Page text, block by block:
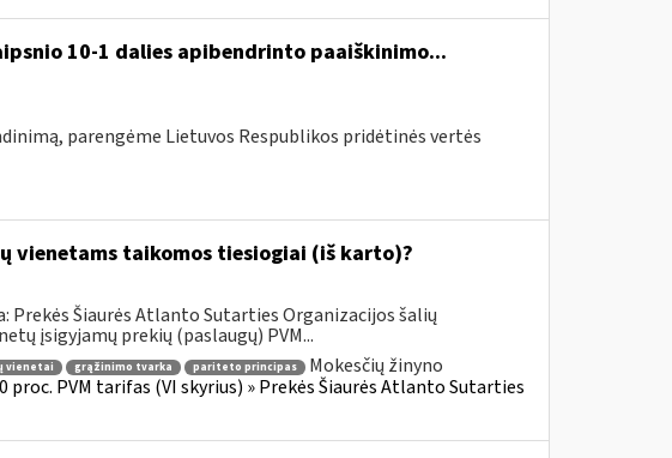
10-1 dalies apibendrinto paaiškinimo...
parengėme Lietuvos Respublikos pridėtinės vertės
vienetams taikomos tiesiogiai (iš karto)?
Prekės Šiaurės Atlanto Sutarties Organizacijos šalių
įsigyjamų prekių (paslaugų) PVM...
vienetai grąžinimo tvarka pariteto principas
Mokesčių žinyno
PVM tarifas (VI skyrius) » Prekės Šiaurės Atlanto Sutarties